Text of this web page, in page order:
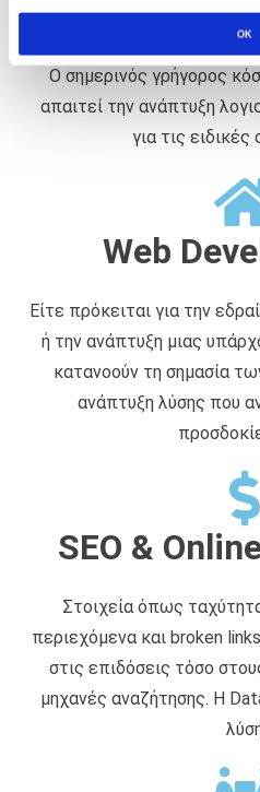
OK
Custom
Ο σημερινός γρήγορος
απαιτεί την ανάπτυξη
για τις
Web
Είτε πρόκειται για την
ή την ανάπτυξη μιας
κατανοούν τη σημασία
ανάπτυξη λύσης που
SEO &
Στοιχεία όπως
περιεχόμενα και broken
στις επιδόσεις τόσο
μηχανές αναζήτησης. Η